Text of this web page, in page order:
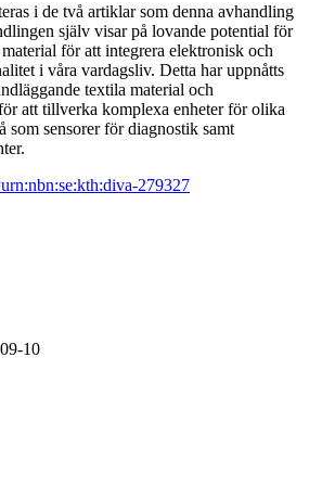
i de två artiklar som denna avhandling
själv visar på lovande potential för
för att integrera elektronisk och
i våra vardagsliv. Detta har uppnåtts
textila material och
att tillverka komplexa enheter för olika
som sensorer för diagnostik samt
279327
10